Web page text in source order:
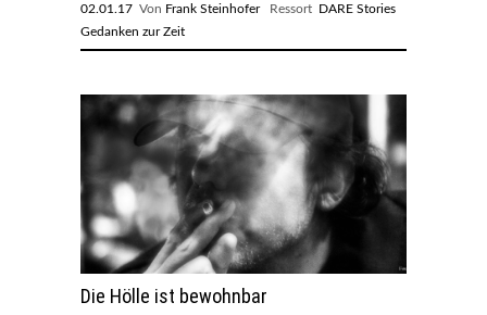
02.01.17 Von Frank SteinhoferRessort DARE Stories
Gedanken zur Zeit
Die Hölle ist bewohnbar